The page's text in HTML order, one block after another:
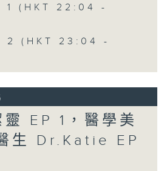
1 (HKT 22:04 -
2 (HKT 23:04 -
EP 1，醫學美
生 Dr.Katie EP